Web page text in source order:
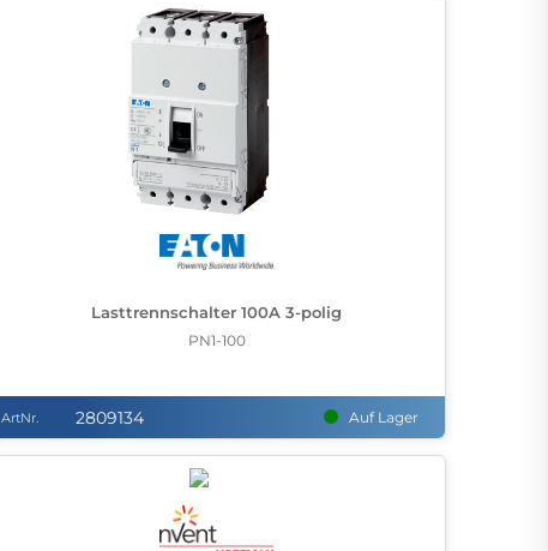
Lasttrennschalter 100A 3-polig
PN1-100
ArtNr. 2809134 Auf Lager